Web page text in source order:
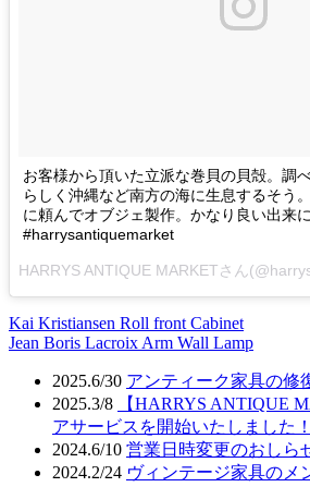
お客様から頂いた立派な巻貝の貝殻。調
らしく沖縄など南方の海に生息するそう
に頼んでオブジェ製作。かなり良い出来
#harrysantiquemarket
投
Kai Kristiansen Roll front Cabinet
Jean Boris Lacroix Arm Wall Lamp
2025.6/30 アンティーク家具の修
2025.3/8
【HARRYS ANTIQUE
アサービスを開始いたしました！
2024.6/10 営業日時変更のおしら
2024.2/24 ヴィンテージ家具のメ